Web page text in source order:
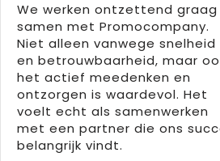
We werken ontzettend graag
samen met Promocompany.
Niet alleen vanwege snelheid
en betrouwbaarheid, maar
het actief meedenken en
ontzorgen is waardevol. Het
voelt echt als samenwerken
met een partner die ons
belangrijk vindt.